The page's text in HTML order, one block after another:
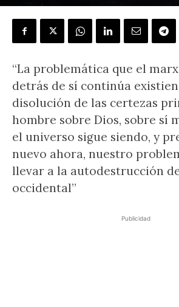
POR JOSÉ ANTONIO GABELAS - 11 marzo, 2021
“La problemática que el
detrás de sí continúa
disolución de las certezas
hombre sobre Dios, sobre sí
el universo sigue siendo, y
nuevo ahora, nuestro
llevar a la autodestrucción
occidental”
Publicidad